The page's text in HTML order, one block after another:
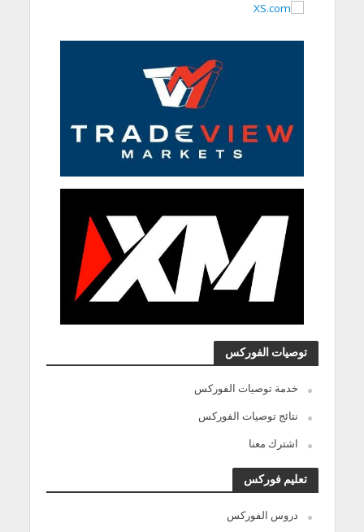
توصيات الفوركس
خدمة توصيات الفوركس
نتائج توصيات الفوركس
اشترك معنا
تعليم فوركس
دروس الفوركس